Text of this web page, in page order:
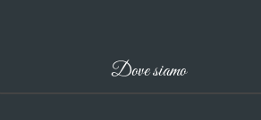
Dove siamo